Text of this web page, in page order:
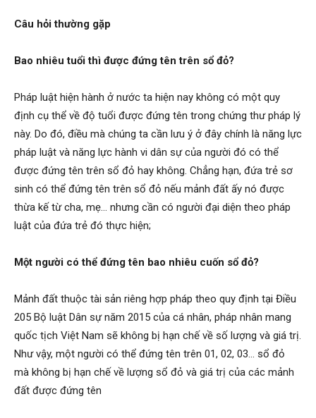
Câu hỏi thường gặp
Bao nhiêu tuổi thì được đứng tên trên sổ đỏ?
Pháp luật hiện hành ở nước ta hiện nay không có một quy
định cụ thể về độ tuổi được đứng tên trong chứng thư pháp lý
này. Do đó, điều mà chúng ta cần lưu ý ở đây chính là năng lực
pháp luật và năng lực hành vi dân sự của người đó có thể
được đứng tên trên sổ đỏ hay không. Chẳng hạn, đứa trẻ sơ
sinh có thể đứng tên trên sổ đỏ nếu mảnh đất ấy nó được
thừa kế từ cha, mẹ… nhưng cần có người đại diện theo pháp
luật của đứa trẻ đó thực hiện;
Một người có thể đứng tên bao nhiêu cuốn sổ đỏ?
Mảnh đất thuộc tài sản riêng hợp pháp theo quy định tại Điều
205 Bộ luật Dân sự năm 2015 của cá nhân, pháp nhân mang
quốc tịch Việt Nam sẽ không bị hạn chế về số lượng và giá trị.
Như vậy, một người có thể đứng tên trên 01, 02, 03… sổ đỏ
mà không bị hạn chế về lượng sổ đỏ và giá trị của các mảnh
đất được đứng tên